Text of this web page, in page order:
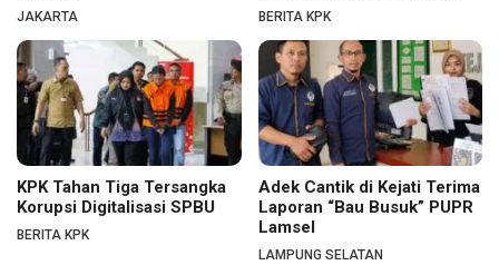
JAKARTA BERITA KPK
KPK Tahan Tiga Tersangka
Korupsi Digitalisasi SPBU
BERITA KPK
Adek Cantik di Kejati Terima
Laporan “Bau Busuk” PUPR
Lamsel
LAMPUNG SELATAN